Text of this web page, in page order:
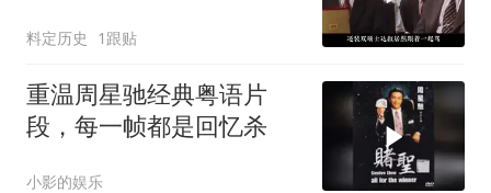
料定历史 1跟贴
重温周星驰经典粤语片
段，每一帧都是回忆杀
小影的娱乐